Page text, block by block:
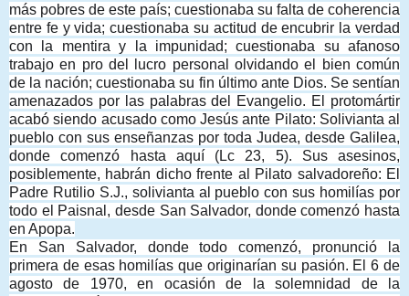
más pobres de este país; cuestionaba su falta de coherencia
entre fe y vida; cuestionaba su actitud de encubrir la verdad
con la mentira y la impunidad; cuestionaba su afanoso
trabajo en pro del lucro personal olvidando el bien común
de la nación; cuestionaba su fin último ante Dios. Se sentían
amenazados por las palabras del Evangelio. El protomártir
acabó siendo acusado como Jesús ante Pilato: Solivianta al
pueblo con sus enseñanzas por toda Judea, desde Galilea,
donde comenzó hasta aquí (Lc 23, 5). Sus asesinos,
posiblemente, habrán dicho frente al Pilato salvadoreño: El
Padre Rutilio S.J., solivianta al pueblo con sus homilías por
todo el Paisnal, desde San Salvador, donde comenzó hasta
en Apopa.
En San Salvador, donde todo comenzó, pronunció la
primera de esas homilías que originarían su pasión. El 6 de
agosto de 1970, en ocasión de la solemnidad de la